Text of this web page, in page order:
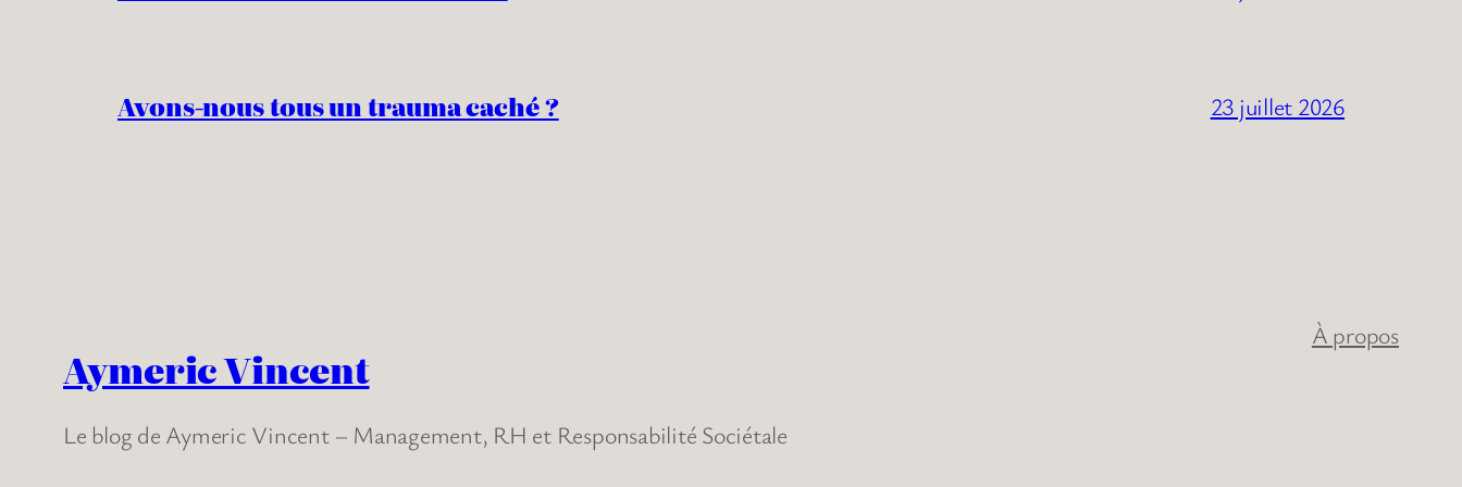
Avons-nous tous un trauma caché ? 23 juillet 2026
Aymeric Vincent
Le blog de Aymeric Vincent – Management, RH et Responsabilité Sociétale
À propos